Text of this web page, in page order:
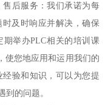
后服务：我们承诺为每
及时响应并解决，确保
举办PLC相关的培训课
使您地应用和运用我们的
验和知识，可以为您提
到的问题。